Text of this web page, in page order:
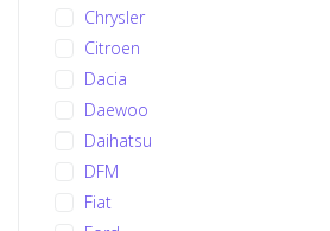
Chrysler
Citroen
Dacia
Daewoo
Daihatsu
DFM
Fiat